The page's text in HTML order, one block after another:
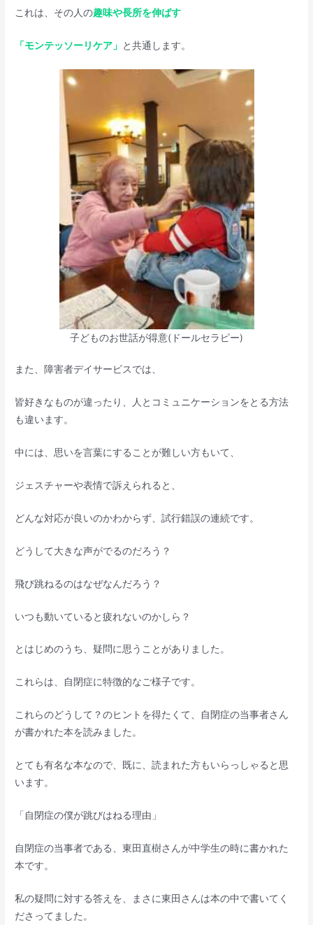
これは、その人の趣味や長所を伸ばす
「モンテッソーリケア」 と共通します。
子どものお世話が得意(ドールセラピー)
また、障害者デイサービスでは、
皆好きなものが違ったり、人とコミュニケーションをとる方法
も違います。
中には、思いを言葉にすることが難しい方もいて、
ジェスチャーや表情で訴えられると、
どんな対応が良いのかわからず、試行錯誤の連続です。
どうして大きな声がでるのだろう？
飛び跳ねるのはなぜなんだろう？
いつも動いていると疲れないのかしら？
とはじめのうち、疑問に思うことがありました。
これらは、自閉症に特徴的なご様子です。
これらのどうして？のヒントを得たくて、自閉症の当事者さん
が書かれた本を読みました。
とても有名な本なので、既に、読まれた方もいらっしゃると思
います。
「自閉症の僕が跳びはねる理由」
自閉症の当事者である、東田直樹さんが中学生の時に書かれた
本です。
私の疑問に対する答えを、まさに東田さんは本の中で書いてく
ださってました。